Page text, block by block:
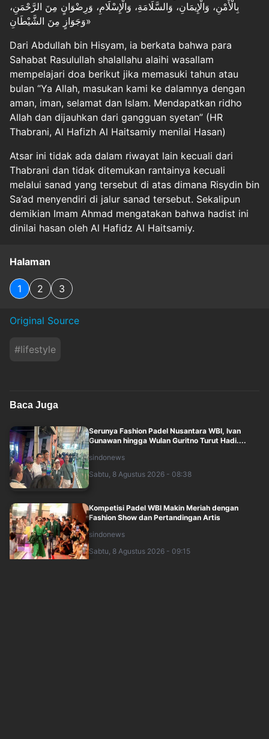
بِالْأَمْنِ، وَالْإِيمَانِ، وَالسَّلَامَةِ، وَالْإِسْلَامِ، وَرِضْوَانٍ مِنَ الرَّحْمَنِ،
وَجَوَازٍ مِنَ الشَّيْطَانِ»
Dari Abdullah bin Hisyam, ia berkata bahwa para
Sahabat Rasulullah shalallahu alaihi wasallam
mempelajari doa berikut jika memasuki tahun atau
bulan “Ya Allah, masukan kami ke dalamnya dengan
aman, iman, selamat dan Islam. Mendapatkan ridho
Allah dan dijauhkan dari gangguan syetan” (HR
Thabrani, Al Hafizh Al Haitsamiy menilai Hasan)
Atsar ini tidak ada dalam riwayat lain kecuali dari
Thabrani dan tidak ditemukan rantainya kecuali
melalui sanad yang tersebut di atas dimana Risydin bin
Sa’ad menyendiri di jalur sanad tersebut. Sekalipun
demikian Imam Ahmad mengatakan bahwa hadist ini
dinilai hasan oleh Al Hafidz Al Haitsamiy.
Halaman
1 2 3
Original Source
#lifestyle
Baca Juga
Serunya Fashion Padel Nusantara WBI, Ivan
Gunawan hingga Wulan Guritno Turut Hadi....
sindonews
Sabtu, 8 Agustus 2026 - 08:38
Kompetisi Padel WBI Makin Meriah dengan
Fashion Show dan Pertandingan Artis
sindonews
Sabtu, 8 Agustus 2026 - 09:15